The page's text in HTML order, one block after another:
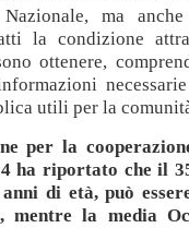
ma
la condizione
ottenere,
utili per la
per la
ha riportato che il
di età, può
mentre la media